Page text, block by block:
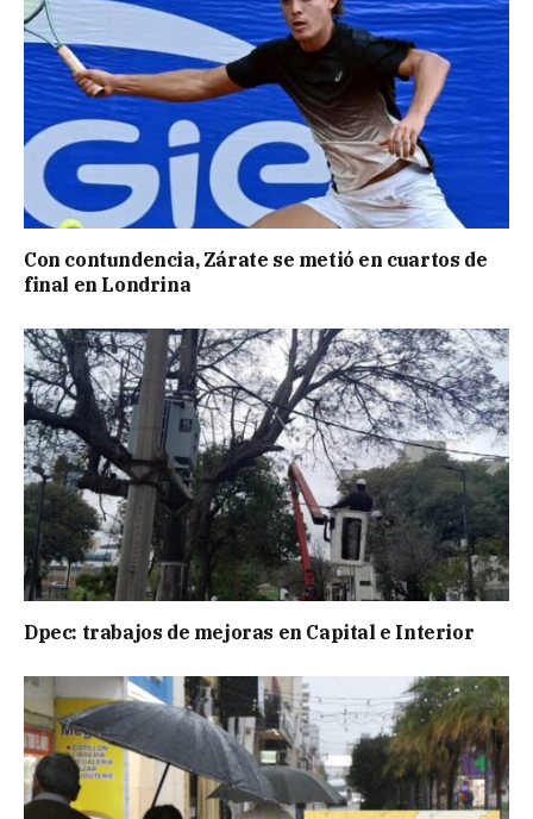
Con contundencia, Zárate se metió en cuartos de
final en Londrina
Dpec: trabajos de mejoras en Capital e Interior